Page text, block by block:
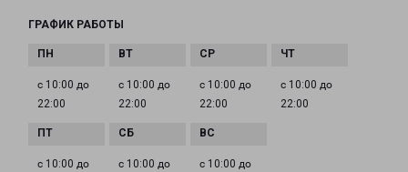
ГРАФИК РАБОТЫ
с 10:00 до
22:00
с 10:00 до
22:00
с 10:00 до
22:00
с 10:00 до
22:00
с 10:00 до
с 10:00 до
с 10:00 до